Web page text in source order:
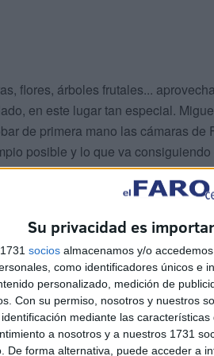
Su privacidad es
socios almacenamos y/o
como identificadores únicos e
personalizado, medición de
Con su permiso, nosotros y nuestros
mediante las
a nosotros y a nuestros 1731
De forma alternativa, puede acceder a
flores, árboles frutales...
en este lugar tan especial.
de primera mano las cámaras de
posible y lo que va
tomates, pimiento, limones,
y se puedan aprovechar de
que el dinero lo ha tenido que
le haya disparado en los últimos